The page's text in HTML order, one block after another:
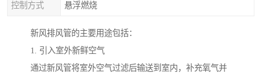
控制方式 悬浮燃烧
新风排风管的主要用途包括：
1. 引入室外新鲜空气
通过新风管将室外空气过滤后输送到室内，补充氧气并